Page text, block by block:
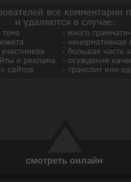
смотреть онлайн